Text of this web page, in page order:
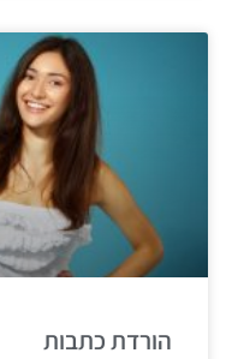
הורדת כתבות